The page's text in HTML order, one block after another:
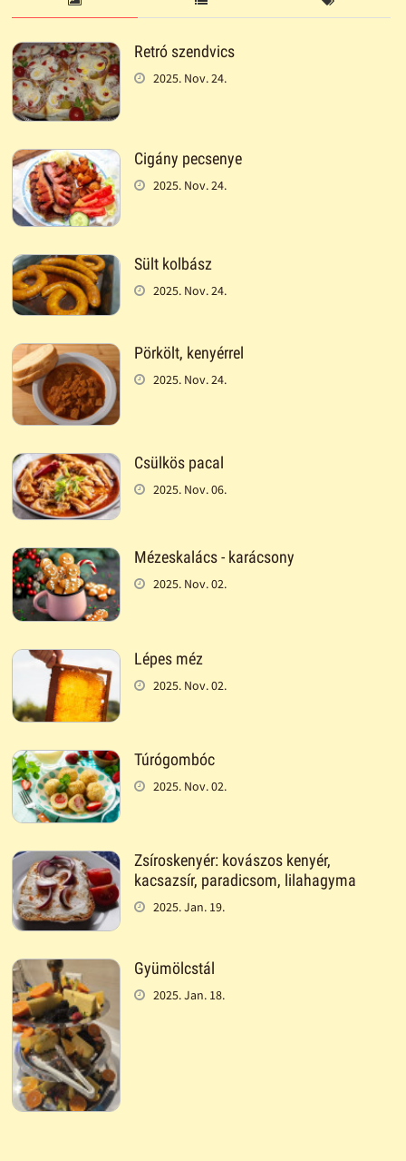
Retró szendvics
2025. Nov. 24.
Cigány pecsenye
2025. Nov. 24.
Sült kolbász
2025. Nov. 24.
Pörkölt, kenyérrel
2025. Nov. 24.
Csülkös pacal
2025. Nov. 06.
Mézeskalács - karácsony
2025. Nov. 02.
Lépes méz
2025. Nov. 02.
Túrógombóc
2025. Nov. 02.
Zsíroskenyér: kovászos kenyér,
kacsazsír, paradicsom, lilahagyma
2025. Jan. 19.
Gyümölcstál
2025. Jan. 18.